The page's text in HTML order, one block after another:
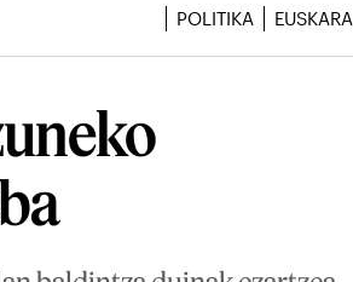
POLITIKA EUSKARA